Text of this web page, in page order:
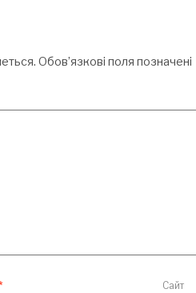
Обов’язкові поля позначені
Сайт